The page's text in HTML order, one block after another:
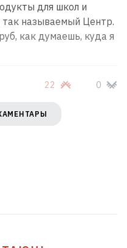
для школ и
называемый Центр.
как думаешь, куда я
22 0